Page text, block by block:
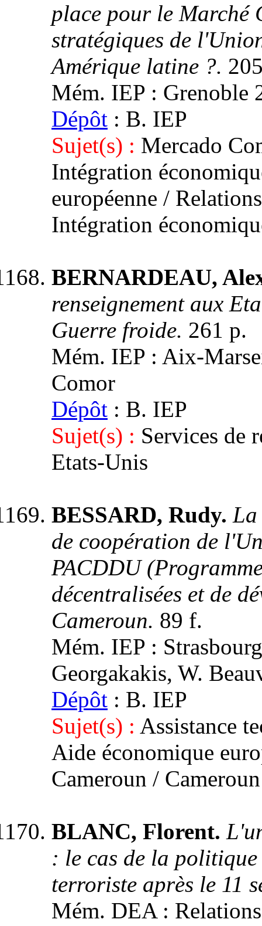
place pour le Marché
stratégiques de
Amérique latine ?.
Mém. IEP : Grenoble
Dépôt : B. IEP
Sujet(s) : Mercado
Intégration
européenne /
Intégration
BERNARDEAU,
renseignement aux
Guerre froide. 261 p.
Mém. IEP : Aix-
Comor
Dépôt : B. IEP
Sujet(s) : Services de
Etats-Unis
BESSARD, Rudy. La
de coopération de
PACDDU
décentralisées et de
Cameroun. 89 f.
Mém. IEP :
Georgakakis, W.
Dépôt : B. IEP
Sujet(s) : Assistance
Aide économique
Cameroun / Cameroun
BLANC, Florent.
: le cas de la
terroriste après le 11
Mém. DEA :